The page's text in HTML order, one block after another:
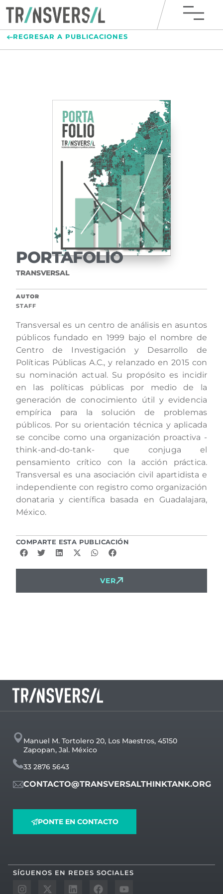
REGRESAR A PUBLICACIONES
PORTAFOLIO
TRANSVERSAL
AUTOR
STAFF
Transversal es un centro de análisis en asuntos
públicos fundado en 1999 bajo el nombre de
Centro de Investigación y Desarrollo de
Políticas Públicas A.C., y relanzado en 2015 con
su nominación actual. Su propósito es incidir
en las políticas públicas por medio de la
generación de conocimiento útil y evidencia
empírica para la solución de problemas
públicos. Por su orientación técnica y aplicada
se concibe como una organización proactiva -
think-and-do-tank- que conjuga el
pensamiento crítico con la acción práctica.
Transversal es una asociación civil apartidista e
independiente con registro como organización
donataria y científica basada en Guadalajara,
México.
COMPARTE ESTA PUBLICACIÓN
VER
Manuel M. Tortolero 20, Los Maestros, 45150
Zapopan, Jal. México
33 2876 5643
CONTACTO@TRANSVERSALTHINKTANK.ORG
PONTE EN CONTACTO
SÍGUENOS EN REDES SOCIALES